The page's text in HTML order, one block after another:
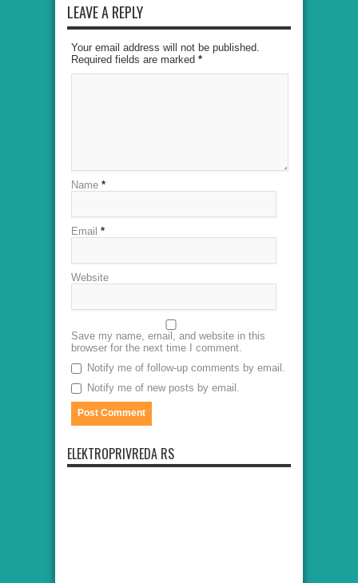
LEAVE A REPLY
Your email address will not be published.
Required fields are marked *
Name *
Email *
Website
Save my name, email, and website in this
browser for the next time I comment.
Notify me of follow-up comments by email.
Notify me of new posts by email.
ELEKTROPRIVREDA RS